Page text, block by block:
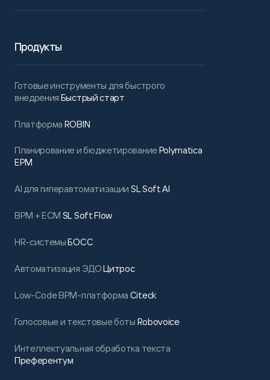
Продукты
Готовые инструменты для быстрого
внедрения Быстрый старт
Платформа ROBIN
Планирование и бюджетированиеPolymatica
EPM
AI для гиперавтоматизации SL Soft AI
BPM + ECM SL Soft Flow
HR-системыБОСС
Автоматизация ЭДОЦитрос
Low-Code BPM-платформа Citeck
Голосовые и текстовые боты Robovoice
Интеллектуальная обработка текста
Преферентум